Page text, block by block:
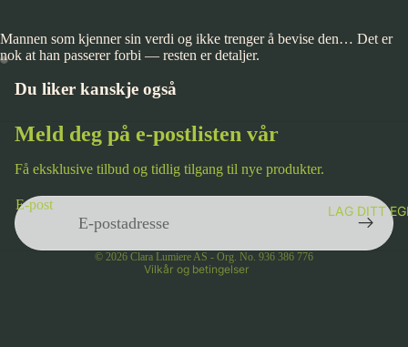
LAG DITT
Mannen som kjenner sin verdi og ikke trenger å bevise den… Det er
nok at han passerer forbi — resten er detaljer.
Du liker kanskje også
Meld deg på e-postlisten vår
Få eksklusive tilbud og tidlig tilgang til nye produkter.
E-post
© 2026 Clara Lumiere AS - Org. No. 936 386 776
Vilkår og betingelser